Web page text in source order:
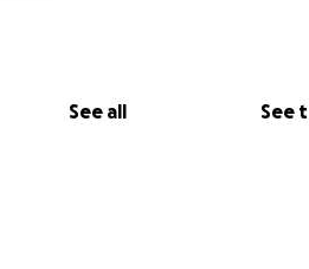
See all See